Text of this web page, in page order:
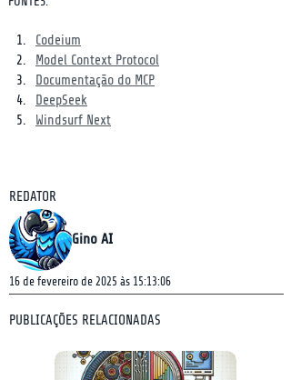
Codeium
Model Context Protocol
Documentação do MCP
DeepSeek
Windsurf Next
REDATOR
Gino AI
16 de fevereiro de 2025 às 15:13:06
PUBLICAÇÕES RELACIONADAS